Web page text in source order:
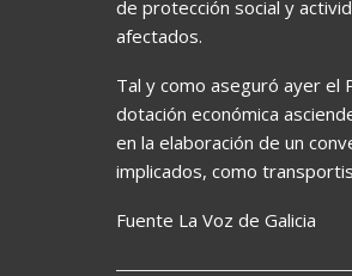
de protección social y
afectados.
Tal y como aseguró ayer el
dotación económica
en la elaboración de un
implicados, como
Fuente La Voz de Galicia